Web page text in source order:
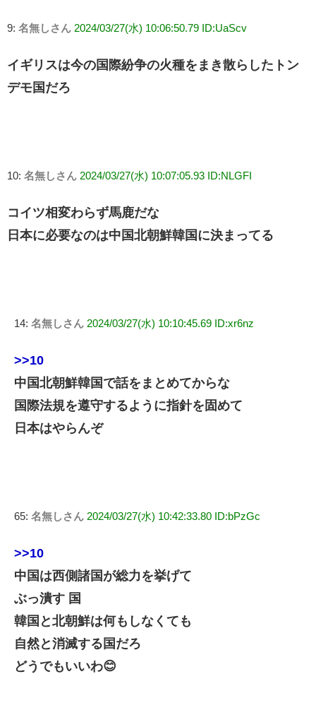
9: 名無しさん 2024/03/27(水) 10:06:50.79 ID:UaScv
イギリスは今の国際紛争の火種をまき散らしたトン
デモ国だろ
10: 名無しさん 2024/03/27(水) 10:07:05.93 ID:NLGFI
コイツ相変わらず馬鹿だな
日本に必要なのは中国北朝鮮韓国に決まってる
14: 名無しさん 2024/03/27(水) 10:10:45.69 ID:xr6nz
>>10
中国北朝鮮韓国で話をまとめてからな
国際法規を遵守するように指針を固めて
日本はやらんぞ
65: 名無しさん 2024/03/27(水) 10:42:33.80 ID:bPzGc
>>10
中国は西側諸国が総力を挙げて
ぶっ潰す 国
韓国と北朝鮮は何もしなくても
自然と消滅する国だろ
どうでもいいわ😊